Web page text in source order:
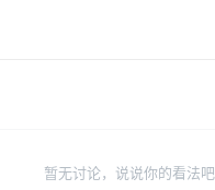
暂无讨论，说说你的看法吧